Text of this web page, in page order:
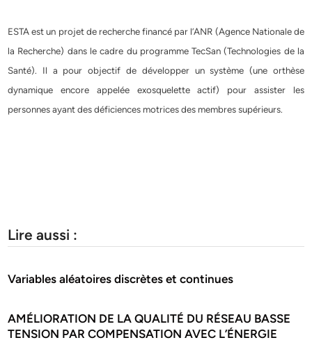
ESTA est un projet de recherche financé par l’ANR (Agence Nationale de
la Recherche) dans le cadre du programme TecSan (Technologies de la
Santé). Il a pour objectif de développer un système (une orthèse
dynamique encore appelée exosquelette actif) pour assister les
personnes ayant des déficiences motrices des membres supérieurs.
Lire aussi :
Variables aléatoires discrètes et continues
AMÉLIORATION DE LA QUALITÉ DU RÉSEAU BASSE
TENSION PAR COMPENSATION AVEC L’ÉNERGIE